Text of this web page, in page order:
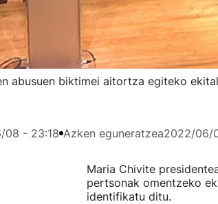
abusuen biktimei aitortza egiteko
08 - 23:18 Azken eguneratzea2022/06/
Maria Chivite
pertsonak omentzeko
identifikatu ditu.